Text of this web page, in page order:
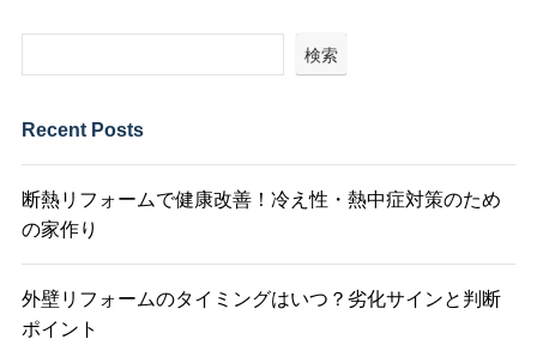
検索
Recent Posts
断熱リフォームで健康改善！冷え性・熱中症対策のため
の家作り
外壁リフォームのタイミングはいつ？劣化サインと判断
ポイント